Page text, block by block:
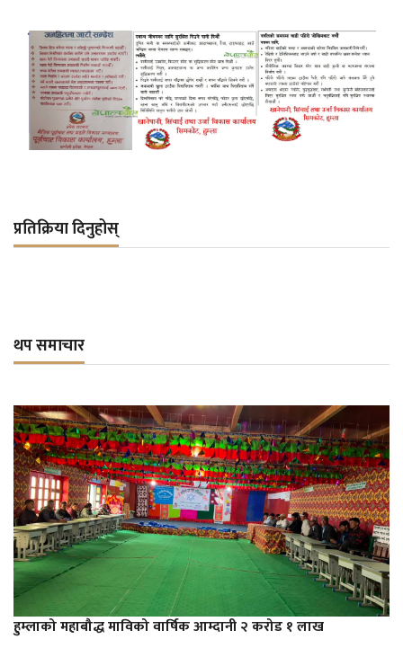
प्रतिक्रिया दिनुहोस्
थप समाचार
हुम्लाको महाबौद्ध माविको वार्षिक आम्दानी २ करोड १ लाख